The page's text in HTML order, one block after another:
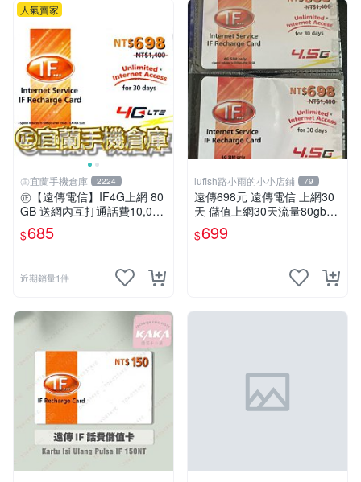
人氣賣家
㊣宜蘭手機倉庫 2224
㊣【遠傳電信】IF4G上網 80
GB 送網內互打通話費10,000
元㊣宜蘭手機倉庫
$685
近期銷量1件
lufish路小雨的小小店鋪 79
遠傳698元 遠傳電信 上網30
天 儲值上網30天流量80gb超
量降速5mbps 本國人可儲值 I
F698
$699